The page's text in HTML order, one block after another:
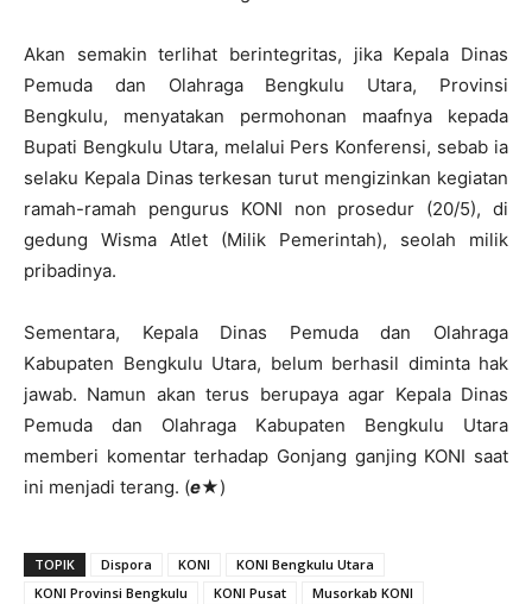
Akan semakin terlihat berintegritas, jika Kepala Dinas
Pemuda dan Olahraga Bengkulu Utara, Provinsi
Bengkulu, menyatakan permohonan maafnya kepada
Bupati Bengkulu Utara, melalui Pers Konferensi, sebab ia
selaku Kepala Dinas terkesan turut mengizinkan kegiatan
ramah-ramah pengurus KONI non prosedur (20/5), di
gedung Wisma Atlet (Milik Pemerintah), seolah milik
pribadinya.
Sementara, Kepala Dinas Pemuda dan Olahraga
Kabupaten Bengkulu Utara, belum berhasil diminta hak
jawab. Namun akan terus berupaya agar Kepala Dinas
Pemuda dan Olahraga Kabupaten Bengkulu Utara
memberi komentar terhadap Gonjang ganjing KONI saat
ini menjadi terang. (e★)
TOPIK Dispora KONI
KONI Bengkulu Utara
KONI Provinsi Bengkulu
KONI Pusat
Musorkab KONI